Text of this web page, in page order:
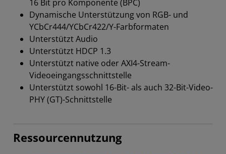
16 Bit pro Komponente (BPC)
Dynamische Unterstützung von RGB- und
YCbCr444/YCbCr422/Y-Farbformaten
Unterstützt Audio
Unterstützt HDCP 1.3
Unterstützt native oder AXI4-Stream-
Videoeingangsschnittstelle
Unterstützt sowohl 16-Bit- als auch 32-Bit-Video-
PHY (GT)-Schnittstelle
Ressourcennutzung